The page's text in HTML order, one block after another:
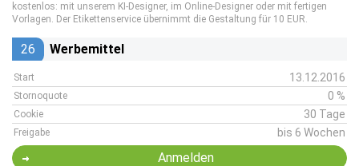
kostenlos: mit unserem KI-Designer, im Online-Designer oder mit fertigen
Vorlagen. Der Etikettenservice übernimmt die Gestaltung für 10 EUR.
26 Werbemittel
Start 13.12.2016
Stornoquote 0 %
Cookie 30 Tage
Freigabe bis 6 Wochen
Anmelden